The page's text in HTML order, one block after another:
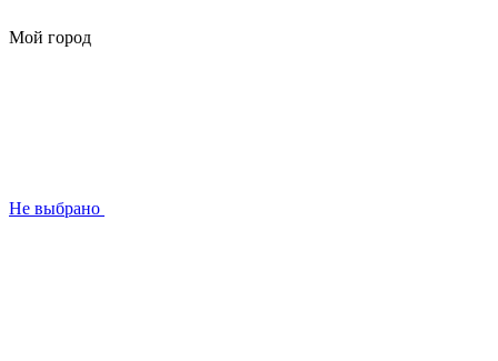
Мой город
Не выбрано